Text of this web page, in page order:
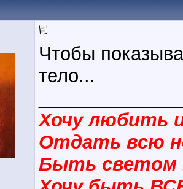
Чтобы
тело...
Хочу любить
Отдать всю
Быть светом